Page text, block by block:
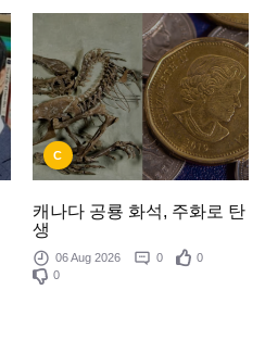
C
캐나다 공룡 화석, 주화로 탄
생
06 Aug 2026 0
0
0